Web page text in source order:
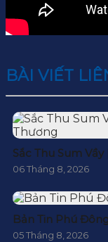
BÀI VIẾT
Sắc Thu Sum
06 Tháng 8, 2026
Bản Tin Phú
05 Tháng 8, 2026